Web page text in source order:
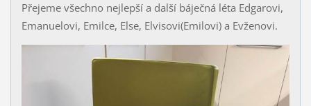
Přejeme všechno nejlepší a další báječná léta Edgarovi,
Emanuelovi, Emilce, Else, Elvisovi(Emilovi) a Evženovi.